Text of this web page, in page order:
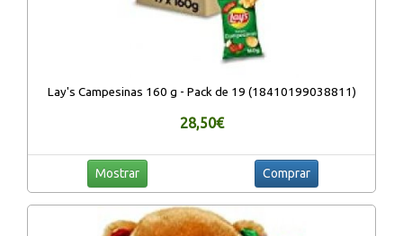
Lay's Campesinas 160 g - Pack de 19 (18410199038811)
28,50€
Mostrar Comprar